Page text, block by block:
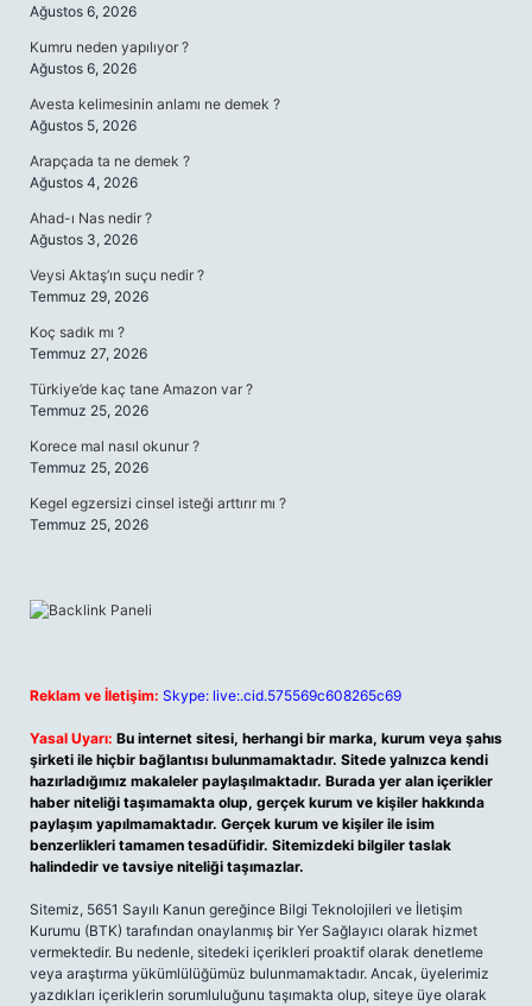
Ağustos 6, 2026
Kumru neden yapılıyor ?
Ağustos 6, 2026
Avesta kelimesinin anlamı ne demek ?
Ağustos 5, 2026
Arapçada ta ne demek ?
Ağustos 4, 2026
Ahad-ı Nas nedir ?
Ağustos 3, 2026
Veysi Aktaş’ın suçu nedir ?
Temmuz 29, 2026
Koç sadık mı ?
Temmuz 27, 2026
Türkiye’de kaç tane Amazon var ?
Temmuz 25, 2026
Korece mal nasıl okunur ?
Temmuz 25, 2026
Kegel egzersizi cinsel isteği arttırır mı ?
Temmuz 25, 2026
Reklam ve İletişim: Skype: live:.cid.575569c608265c69
Yasal Uyarı: Bu internet sitesi, herhangi bir marka, kurum veya şahıs
şirketi ile hiçbir bağlantısı bulunmamaktadır. Sitede yalnızca kendi
hazırladığımız makaleler paylaşılmaktadır. Burada yer alan içerikler
haber niteliği taşımamakta olup, gerçek kurum ve kişiler hakkında
paylaşım yapılmamaktadır. Gerçek kurum ve kişiler ile isim
benzerlikleri tamamen tesadüfidir. Sitemizdeki bilgiler taslak
halindedir ve tavsiye niteliği taşımazlar.
Sitemiz, 5651 Sayılı Kanun gereğince Bilgi Teknolojileri ve İletişim
Kurumu (BTK) tarafından onaylanmış bir Yer Sağlayıcı olarak hizmet
vermektedir. Bu nedenle, sitedeki içerikleri proaktif olarak denetleme
veya araştırma yükümlülüğümüz bulunmamaktadır. Ancak, üyelerimiz
yazdıkları içeriklerin sorumluluğunu taşımakta olup, siteye üye olarak